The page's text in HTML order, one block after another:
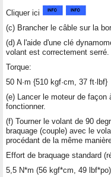
Cliquer ici
(c) Brancher le câble sur la
(d) A l'aide d'une clé
volant est correctement serré.
Torque:
50 N·m {510 kgf·cm, 37 ft·lbf}
(e) Lancer le moteur de
fonctionner.
(f) Tourner le volant de 90
braquage (couple) avec le
procédant de la même
Effort de braquage standard
5,5 N*m (56 kgf*cm, 49